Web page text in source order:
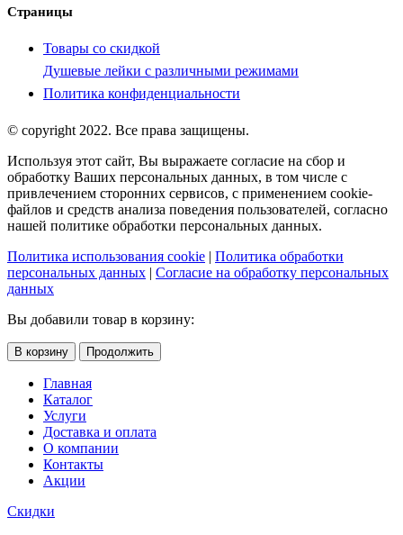
Страницы
Товары со скидкой
Душевые лейки с различными режимами
Политика конфиденциальности
© copyright 2022. Все права защищены.
Используя этот сайт, Вы выражаете согласие на сбор и
обработку Ваших персональных данных, в том числе с
привлечением сторонних сервисов, с применением cookie-
файлов и средств анализа поведения пользователей, согласно
нашей политике обработки персональных данных.
Политика использования cookie | Политика обработки
персональных данных | Согласие на обработку персональных
данных
Вы добавили товар в корзину:
В корзину Продолжить
Главная
Каталог
Услуги
Доставка и оплата
О компании
Контакты
Акции
Скидки